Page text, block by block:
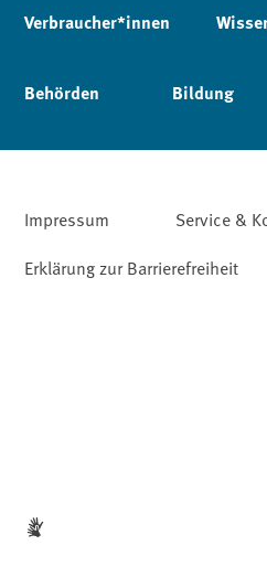
Verbraucher*innen
Behörden Bildung
Impressum Service &
Erklärung zur Barrierefreiheit